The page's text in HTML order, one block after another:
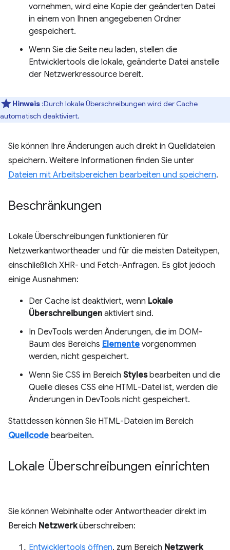
vornehmen, wird eine Kopie der geänderten Datei
in einem von Ihnen angegebenen Ordner
gespeichert.
Wenn Sie die Seite neu laden, stellen die
Entwicklertools die lokale, geänderte Datei anstelle
der Netzwerkressource bereit.
Hinweis :Durch lokale Überschreibungen wird der Cache
automatisch deaktiviert.
Sie können Ihre Änderungen auch direkt in Quelldateien
speichern. Weitere Informationen finden Sie unter
Dateien mit Arbeitsbereichen bearbeiten und speichern.
Beschränkungen
Lokale Überschreibungen funktionieren für
Netzwerkantwortheader und für die meisten Dateitypen,
einschließlich XHR- und Fetch-Anfragen. Es gibt jedoch
einige Ausnahmen:
Der Cache ist deaktiviert, wenn Lokale
Überschreibungen aktiviert sind.
In DevTools werden Änderungen, die im DOM-
Baum des Bereichs Elemente vorgenommen
werden, nicht gespeichert.
Wenn Sie CSS im Bereich Stylesbearbeiten und die
Quelle dieses CSS eine HTML-Datei ist, werden die
Änderungen in DevTools nicht gespeichert.
Stattdessen können Sie HTML-Dateien im Bereich
Quellcode bearbeiten.
Lokale Überschreibungen einrichten
Sie können Webinhalte oder Antwortheader direkt im
Bereich Netzwerküberschreiben:
Entwicklertools öffnen, zum Bereich Netzwerk